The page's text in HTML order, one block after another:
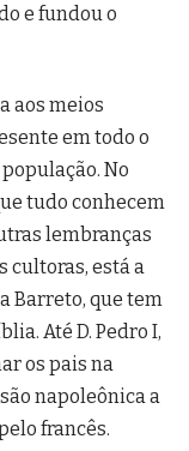
e fundou o
aos meios
em todo o
No
tudo conhecem
lembranças
cultoras, está a
Barreto, que tem
Até D. Pedro I,
os pais na
napoleônica a
francês.